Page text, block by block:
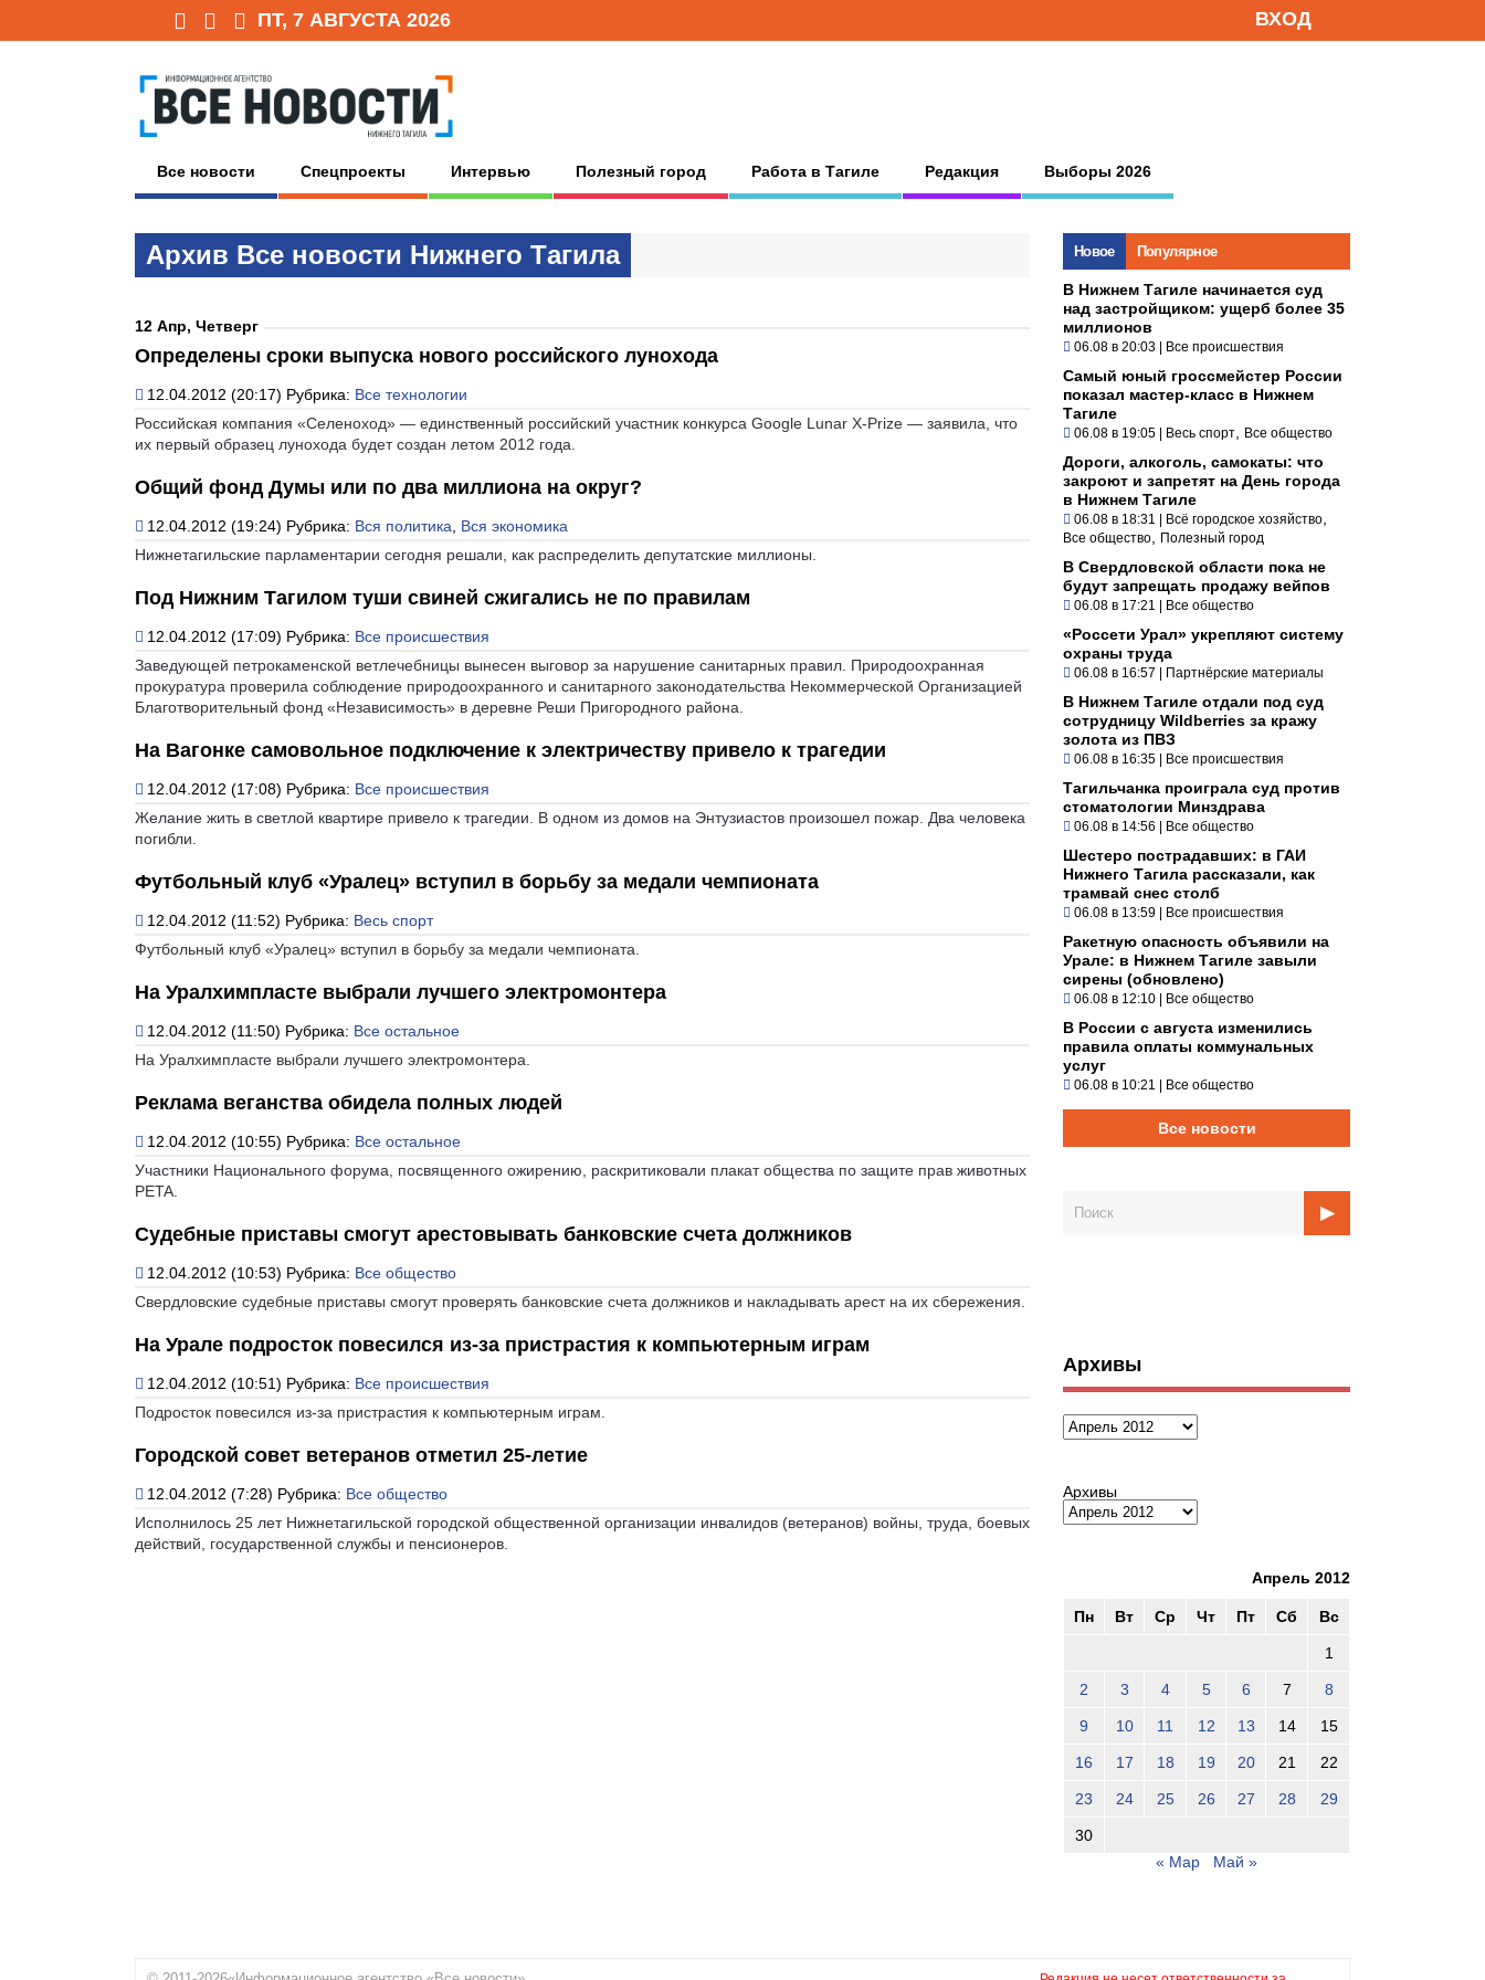
ПТ, 7 АВГУСТА 2026 ВХОД
Все новости Спецпроекты Интервью Полезный город Работа в Тагиле Редакция Выборы 2026
Архив Всe нoвoсти Нижнегo Тaгилa
12 Апр, Четверг
Определены сроки выпуска нового российского лунохода
12.04.2012 (20:17) Рубрика: Все технологии
Российская компания «Селеноход» — единственный российский участник конкурса Google Lunar X-Prize — заявила, что
их первый образец лунохода будет создан летом 2012 года.
Общий фонд Думы или по два миллиона на округ?
12.04.2012 (19:24) Рубрика: Вся политика
Вся экономика
Нижнетагильские парламентарии сегодня решали, как распределить депутатские миллионы.
Под Нижним Тагилом туши свиней сжигались не по правилам
12.04.2012 (17:09) Рубрика: Все происшествия
Заведующей петрокаменской ветлечебницы вынесен выговор за нарушение санитарных правил. Природоохранная
прокуратура проверила соблюдение природоохранного и санитарного законодательства Некоммерческой Организацией
Благотворительный фонд «Независимость» в деревне Реши Пригородного района.
На Вагонке самовольное подключение к электричеству привело к трагедии
12.04.2012 (17:08) Рубрика: Все происшествия
Желание жить в светлой квартире привело к трагедии. В одном из домов на Энтузиастов произошел пожар. Два человека
погибли.
Футбольный клуб «Уралец» вступил в борьбу за медали чемпионата
12.04.2012 (11:52) Рубрика: Весь спорт
Футбольный клуб «Уралец» вступил в борьбу за медали чемпионата.
На Уралхимпласте выбрали лучшего электромонтера
12.04.2012 (11:50) Рубрика: Все остальное
На Уралхимпласте выбрали лучшего электромонтера.
Реклама веганства обидела полных людей
12.04.2012 (10:55) Рубрика: Все остальное
Участники Национального форума, посвященного ожирению, раскритиковали плакат общества по защите прав животных
PETA.
Судебные приставы смогут арестовывать банковские счета должников
12.04.2012 (10:53) Рубрика: Все общество
Свердловские судебные приставы смогут проверять банковские счета должников и накладывать арест на их сбережения.
На Урале подросток повесился из-за пристрастия к компьютерным играм
12.04.2012 (10:51) Рубрика: Все происшествия
Подросток повесился из-за пристрастия к компьютерным играм.
Городской совет ветеранов отметил 25-летие
12.04.2012 (7:28) Рубрика: Все общество
Исполнилось 25 лет Нижнетагильской городской общественной организации инвалидов (ветеранов) войны, труда, боевых
действий, государственной службы и пенсионеров.
Новое Популярное
В Нижнем Тагиле начинается суд
над застройщиком: ущерб более 35
миллионов
06.08 в 20:03 | Все происшествия
Самый юный гроссмейстер России
показал мастер-класс в Нижнем
Тагиле
06.08 в 19:05 | Весь спорт Все общество
Дороги, алкоголь, самокаты: что
закроют и запретят на День города
в Нижнем Тагиле
06.08 в 18:31 | Всё городское хозяйство
Все общество Полезный город
В Свердловской области пока не
будут запрещать продажу вейпов
06.08 в 17:21 | Все общество
«Россети Урал» укрепляют систему
охраны труда
06.08 в 16:57 | Партнёрские материалы
В Нижнем Тагиле отдали под суд
сотрудницу Wildberries за кражу
золота из ПВЗ
06.08 в 16:35 | Все происшествия
Тагильчанка проиграла суд против
стоматологии Минздрава
06.08 в 14:56 | Все общество
Шестеро пострадавших: в ГАИ
Нижнего Тагила рассказали, как
трамвай снес столб
06.08 в 13:59 | Все происшествия
Ракетную опасность объявили на
Урале: в Нижнем Тагиле завыли
сирены (обновлено)
06.08 в 12:10 | Все общество
В России с августа изменились
правила оплаты коммунальных
услуг
06.08 в 10:21 | Все общество
Все новости
Архивы
Архивы
Архивы
Апрель 2012
Пн Вт Ср Чт Пт Сб Вс
1
2 3 4 5 6 7 8
9 10 11 12 13 14 15
16 17 18 19 20 21 22
23 24 25 26 27 28 29
30
« Мар
Май »